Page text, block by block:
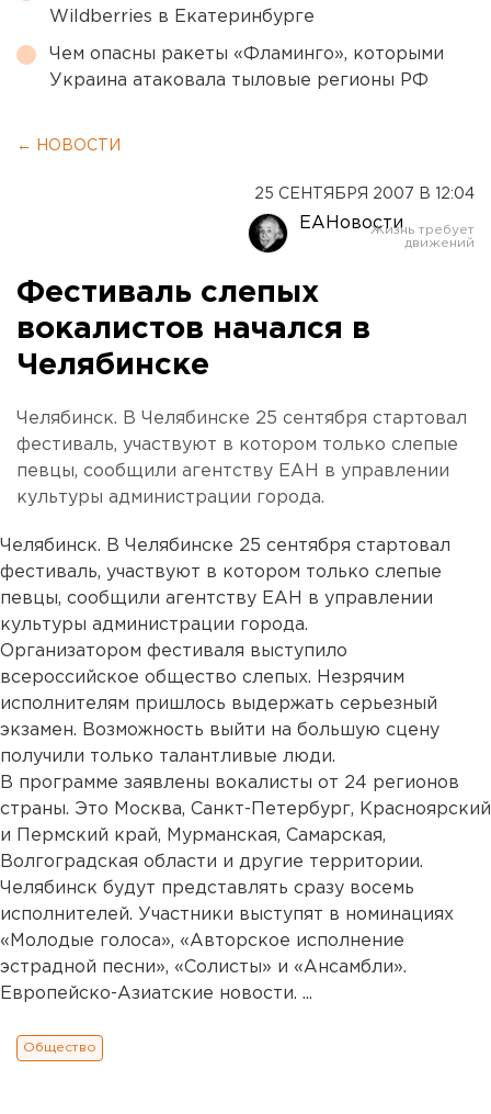
Wildberries в Екатеринбурге
Чем опасны ракеты «Фламинго», которыми
Украина атаковала тыловые регионы РФ
← НОВОСТИ
25 СЕНТЯБРЯ 2007 В 12:04
ЕАНовости
Фестиваль слепых
вокалистов начался в
Челябинске
Челябинск. В Челябинске 25 сентября стартовал
фестиваль, участвуют в котором только слепые
певцы, сообщили агентству ЕАН в управлении
культуры администрации города.
Челябинск. В Челябинске 25 сентября стартовал
фестиваль, участвуют в котором только слепые
певцы, сообщили агентству ЕАН в управлении
культуры администрации города.
Организатором фестиваля выступило
всероссийское общество слепых. Незрячим
исполнителям пришлось выдержать серьезный
экзамен. Возможность выйти на большую сцену
получили только талантливые люди.
В программе заявлены вокалисты от 24 регионов
страны. Это Москва, Санкт-Петербург, Красноярский
и Пермский край, Мурманская, Самарская,
Волгоградская области и другие территории.
Челябинск будут представлять сразу восемь
исполнителей. Участники выступят в номинациях
«Молодые голоса», «Авторское исполнение
эстрадной песни», «Солисты» и «Ансамбли».
Европейско-Азиатские новости. ...
Общество